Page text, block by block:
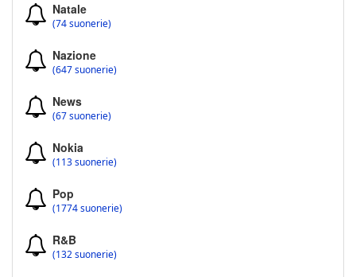
Natale
(74 suonerie)
Nazione
(647 suonerie)
News
(67 suonerie)
Nokia
(113 suonerie)
Pop
(1774 suonerie)
R&B
(132 suonerie)